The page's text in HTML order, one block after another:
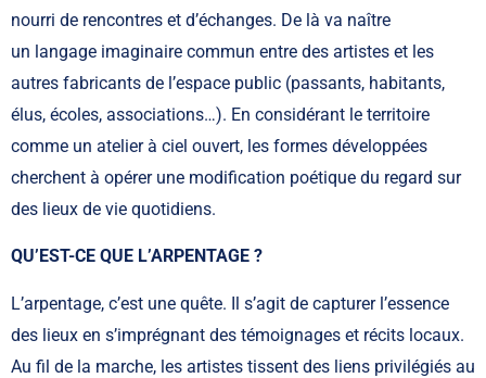
nourri de rencontres et d’échanges. De là va naître
un langage imaginaire commun entre des artistes et les
autres fabricants de l’espace public (passants, habitants,
élus, écoles, associations…). En considérant le territoire
comme un atelier à ciel ouvert, les formes développées
cherchent à opérer une modification poétique du regard sur
des lieux de vie quotidiens.
QU’EST-CE QUE L’ARPENTAGE ?
L’arpentage, c’est une quête. Il s’agit de capturer l’essence
des lieux en s’imprégnant des témoignages et récits locaux.
Au fil de la marche, les artistes tissent des liens privilégiés au